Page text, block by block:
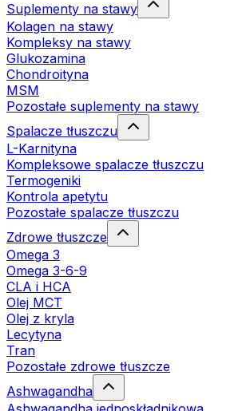
Suplementy na stawy
Kolagen na stawy
Kompleksy na stawy
Glukozamina
Chondroityna
MSM
Pozostałe suplementy na stawy
Spalacze tłuszczu
L-Karnityna
Kompleksowe spalacze tłuszczu
Termogeniki
Kontrola apetytu
Pozostałe spalacze tłuszczu
Zdrowe tłuszcze
Omega 3
Omega 3-6-9
CLA i HCA
Olej MCT
Olej z kryla
Lecytyna
Tran
Pozostałe zdrowe tłuszcze
Ashwagandha